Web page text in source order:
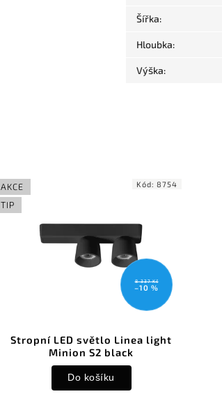
Šířka:
Hloubka:
Výška:
AKCE
TIP
8 337 Kč
–10 %
Stropní LED světlo Linea light
Minion S2 black
Do košíku
Kód: 8754